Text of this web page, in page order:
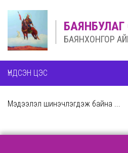
БАЯНХОНГОР
ҮНДСЭН ЦЭС
Мэдээлэл шинэчлэгдэж байна ...